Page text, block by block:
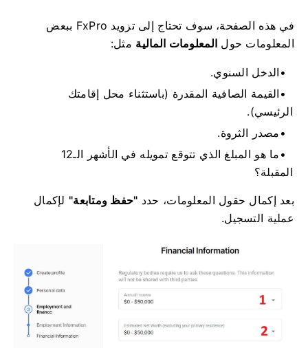
في هذه الصفحة، سوف تحتاج إلى تزويد FxPro ببعض
المعلومات حول المعلومات المالية مثل:
الدخل السنوي.
القيمة الصافية المقدرة (باستثناء محل إقامتك
الرئيسي).
مصدر الثروة.
ما هو المبلغ الذي تتوقع تمويله في الأشهر الـ12
المقبلة؟
بعد إكمال حقول المعلومات، حدد "حفظ ومتابعة" لإكمال
عملية التسجيل.